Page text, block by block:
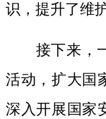
识，提升了维
接下来，
活动，扩大国
深入开展国家